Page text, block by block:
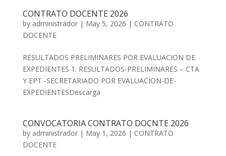
CONTRATO DOCENTE 2026
by administrador| May 5, 2026 | CONTRATO
DOCENTE
RESULTADOS PRELIMINARES POR EVALUACION DE
EXPEDIENTES 1. RESULTADOS-PRELIMINARES – CTA
Y EPT -SECRETARIADO POR EVALUACION-DE-
EXPEDIENTESDescarga
CONVOCATORIA CONTRATO DOCNTE 2026
by administrador| May 1, 2026 | CONTRATO
DOCENTE